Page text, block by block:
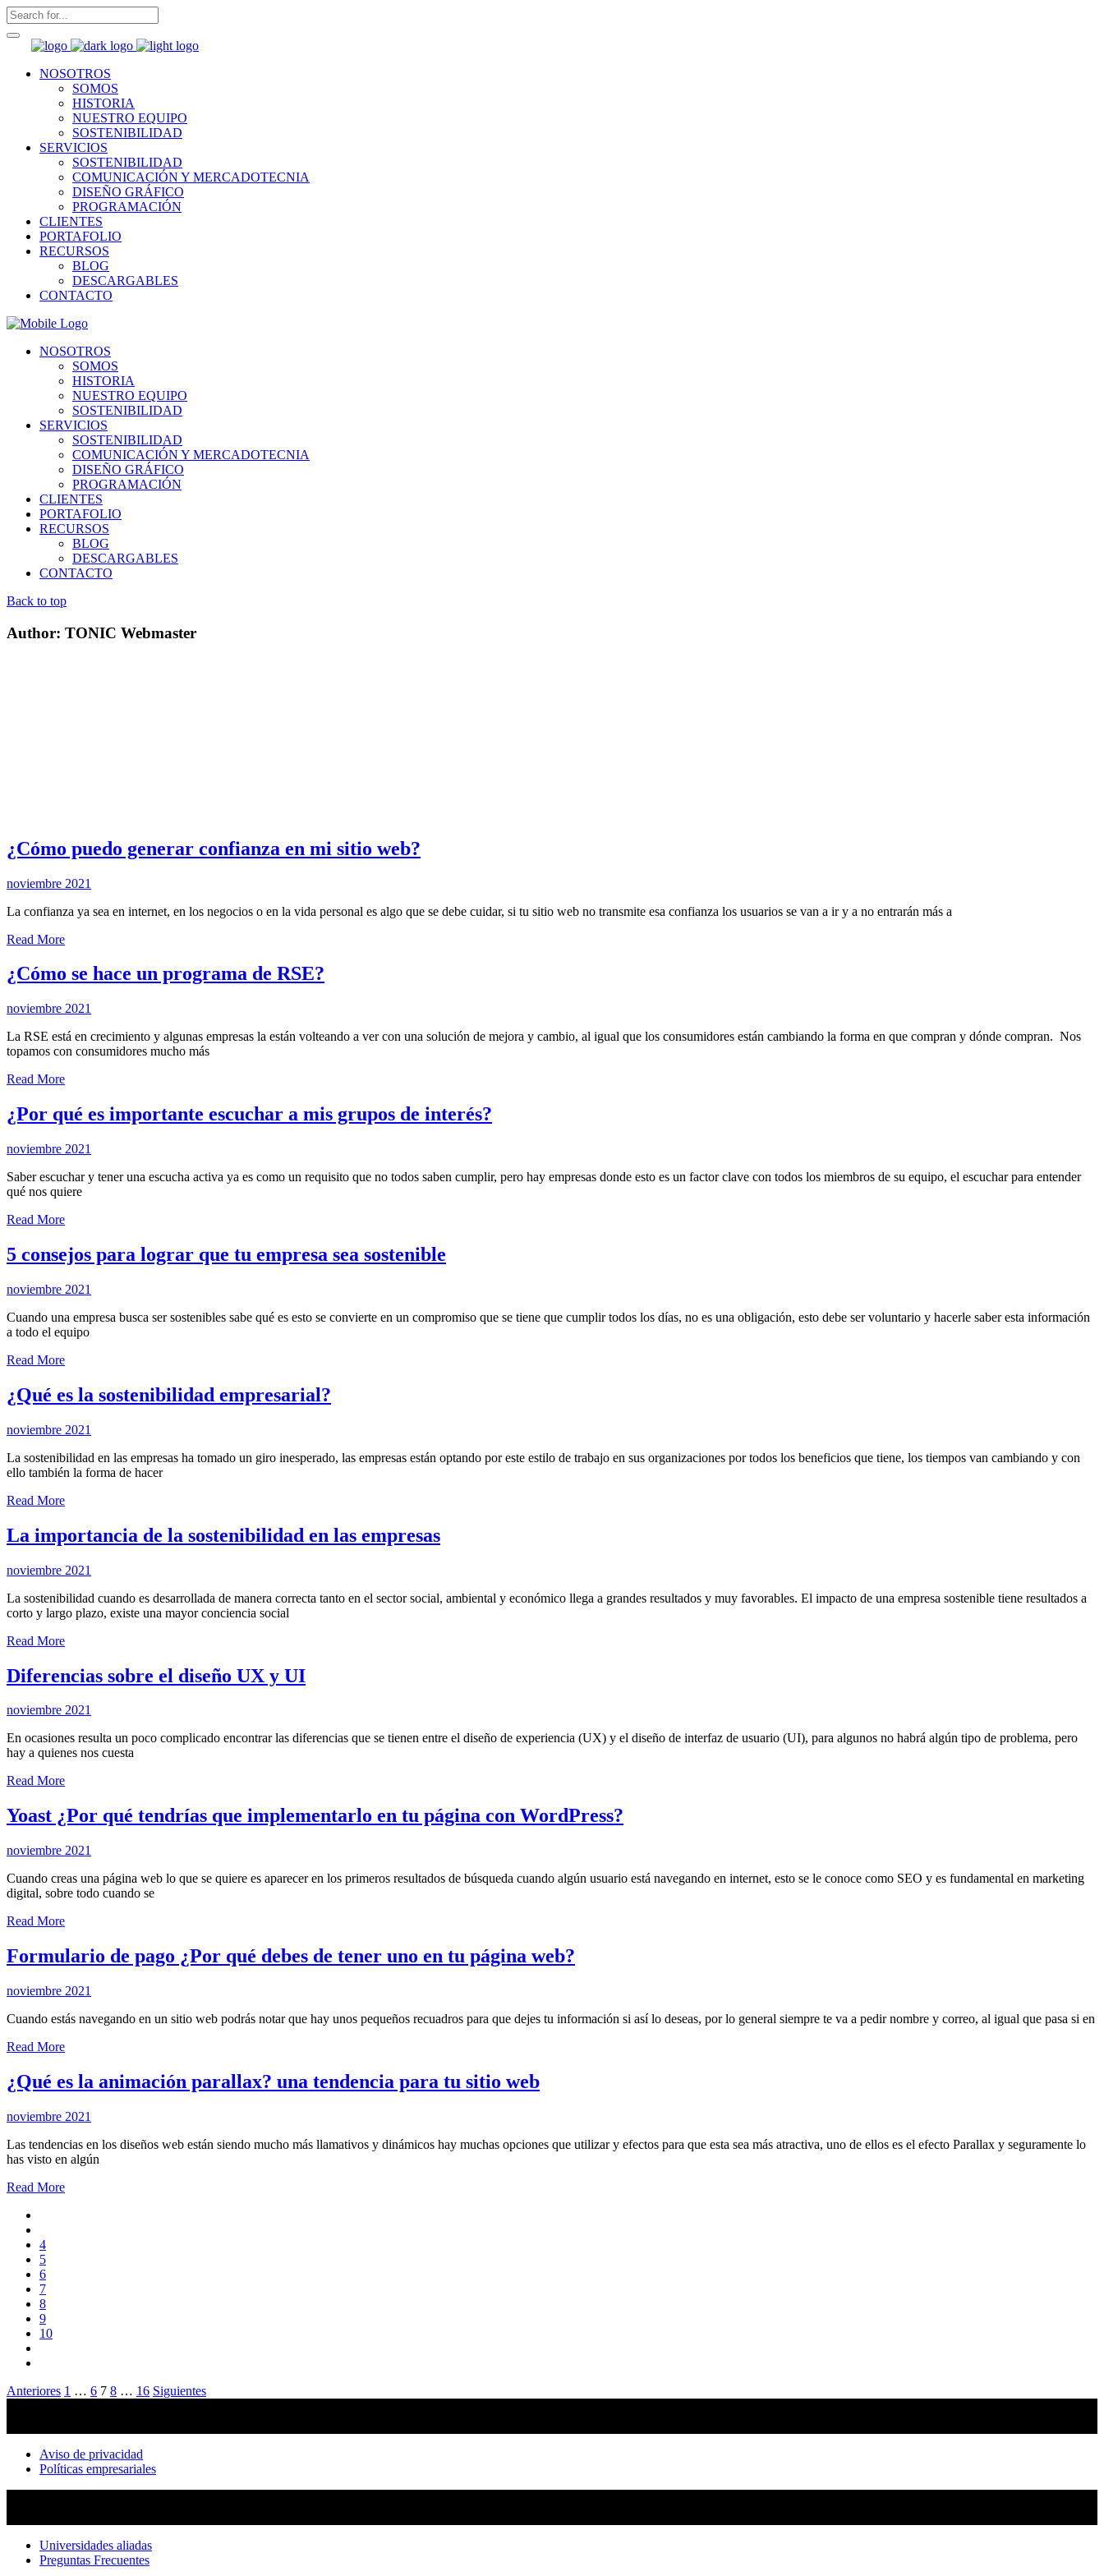
NOSOTROS
SOMOS
HISTORIA
NUESTRO EQUIPO
SOSTENIBILIDAD
SERVICIOS
SOSTENIBILIDAD
COMUNICACIÓN Y MERCADOTECNIA
DISEÑO GRÁFICO
PROGRAMACIÓN
CLIENTES
PORTAFOLIO
RECURSOS
BLOG
DESCARGABLES
CONTACTO
NOSOTROS
SOMOS
HISTORIA
NUESTRO EQUIPO
SOSTENIBILIDAD
SERVICIOS
SOSTENIBILIDAD
COMUNICACIÓN Y MERCADOTECNIA
DISEÑO GRÁFICO
PROGRAMACIÓN
CLIENTES
PORTAFOLIO
RECURSOS
BLOG
DESCARGABLES
CONTACTO
Back to top
Author: TONIC Webmaster
¿Cómo puedo generar confianza en mi sitio web?
noviembre 2021
La confianza ya sea en internet, en los negocios o en la vida personal es algo que se debe cuidar, si tu sitio web no transmite esa confianza los usuarios se van a ir y a no entrarán más a
Read More
¿Cómo se hace un programa de RSE?
noviembre 2021
La RSE está en crecimiento y algunas empresas la están volteando a ver con una solución de mejora y cambio, al igual que los consumidores están cambiando la forma en que compran y dónde compran. Nos
topamos con consumidores mucho más
Read More
¿Por qué es importante escuchar a mis grupos de interés?
noviembre 2021
Saber escuchar y tener una escucha activa ya es como un requisito que no todos saben cumplir, pero hay empresas donde esto es un factor clave con todos los miembros de su equipo, el escuchar para entender
qué nos quiere
Read More
5 consejos para lograr que tu empresa sea sostenible
noviembre 2021
Cuando una empresa busca ser sostenibles sabe qué es esto se convierte en un compromiso que se tiene que cumplir todos los días, no es una obligación, esto debe ser voluntario y hacerle saber esta información
a todo el equipo
Read More
¿Qué es la sostenibilidad empresarial?
noviembre 2021
La sostenibilidad en las empresas ha tomado un giro inesperado, las empresas están optando por este estilo de trabajo en sus organizaciones por todos los beneficios que tiene, los tiempos van cambiando y con
ello también la forma de hacer
Read More
La importancia de la sostenibilidad en las empresas
noviembre 2021
La sostenibilidad cuando es desarrollada de manera correcta tanto en el sector social, ambiental y económico llega a grandes resultados y muy favorables. El impacto de una empresa sostenible tiene resultados a
corto y largo plazo, existe una mayor conciencia social
Read More
Diferencias sobre el diseño UX y UI
noviembre 2021
En ocasiones resulta un poco complicado encontrar las diferencias que se tienen entre el diseño de experiencia (UX) y el diseño de interfaz de usuario (UI), para algunos no habrá algún tipo de problema, pero
hay a quienes nos cuesta
Read More
Yoast ¿Por qué tendrías que implementarlo en tu página con WordPress?
noviembre 2021
Cuando creas una página web lo que se quiere es aparecer en los primeros resultados de búsqueda cuando algún usuario está navegando en internet, esto se le conoce como SEO y es fundamental en marketing
digital, sobre todo cuando se
Read More
Formulario de pago ¿Por qué debes de tener uno en tu página web?
noviembre 2021
Cuando estás navegando en un sitio web podrás notar que hay unos pequeños recuadros para que dejes tu información si así lo deseas, por lo general siempre te va a pedir nombre y correo, al igual que pasa si en
Read More
¿Qué es la animación parallax? una tendencia para tu sitio web
noviembre 2021
Las tendencias en los diseños web están siendo mucho más llamativos y dinámicos hay muchas opciones que utilizar y efectos para que esta sea más atractiva, uno de ellos es el efecto Parallax y seguramente lo
has visto en algún
Read More
4
5
6
7
8
9
10
Paginación
entradas
Anteriores 1 … 6 7 8 … 16 Siguientes
Aviso de privacidad
Políticas empresariales
Universidades aliadas
Preguntas Frecuentes